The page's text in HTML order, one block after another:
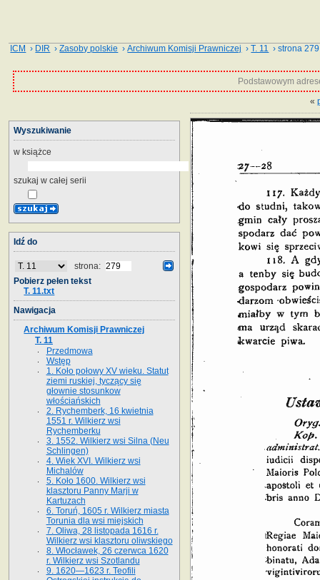
ICM › DIR ›Zasoby polskie ›Archiwum Komisji Prawniczej ›T. 11 › strona 279
Podstawowym
«
Wyszukiwanie
w książce
szukaj w całej serii
Idź do
strona:
Pobierz pełen tekst
T. 11.txt
Nawigacja
Archiwum Komisji Prawniczej
T. 11
Przedmowa
Wstęp
1. Koło połowy XV wieku. Statut
ziemi ruskiej, tyczący się
głownie stosunkow
włościańskich
2. Rychemberk, 16 kwietnia
1551 r. Wilkierz wsi
Rychemberku
3. 1552. Wilkierz wsi Silna (Neu
Schlingen)
4. Wiek XVI. Wilkierz wsi
Michalów
5. Koło 1600. Wilkierz wsi
klasztoru Panny Marji w
Kartuzach
6. Toruń, 1605 r. Wilkierz miasta
Torunia dla wsi miejskich
7. Oliwa, 28 listopada 1616 r.
Wilkierz wsi klasztoru oliwskiego
8. Włocławek, 26 czerwca 1620
r. Wilkierz wsi Szotlandu
9. 1620—1623 r. Teofili